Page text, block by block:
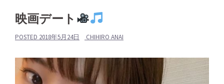
映画デート
POSTED 2018年5月24日 CHIHIRO ANAI